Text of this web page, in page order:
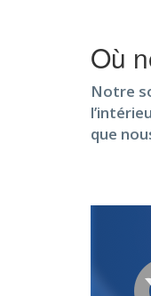
Où
Notre
que